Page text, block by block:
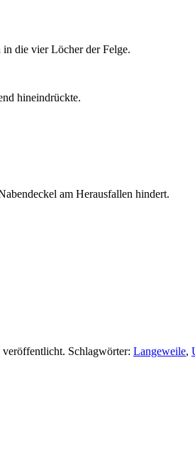
in die vier Löcher der Felge.
hineindrückte.
am Herausfallen hindert.
veröffentlicht. Schlagwörter: Langeweile,